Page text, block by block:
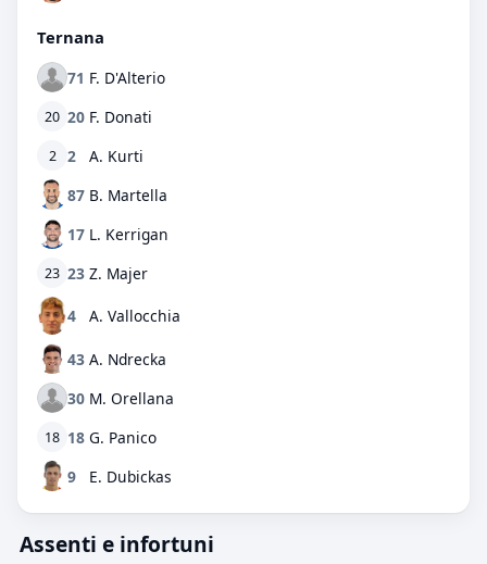
Ternana
71 F. D'Alterio
20 20 F. Donati
2 2
A. Kurti
87 B. Martella
17 L. Kerrigan
23 23 Z. Majer
4 A. Vallocchia
43 A. Ndrecka
30 M. Orellana
18 18 G. Panico
9
E. Dubickas
Assenti e infortuni